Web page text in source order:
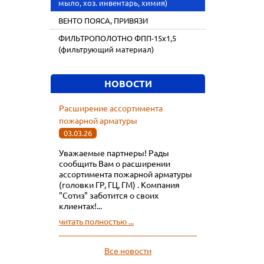
мыло, хоз. инвентарь, химия)
ВЕНТО ПОЯСА, ПРИВЯЗИ
ФИЛЬТРОПОЛОТНО ФПП-15х1,5
(фильтрующий материал)
НОВОСТИ
Расширение ассортимента
пожарной арматуры
03.03.26
Уважаемые партнеры! Рады
сообщить Вам о расширении
ассортимента пожарной арматуры
(головки ГР, ГЦ, ГМ) . Компания
"Сотиз" заботится о своих
клиентах!...
читать полностью ...
Все новости